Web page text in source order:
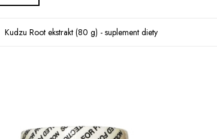
Kudzu Root ekstrakt (80 g) - suplement diety